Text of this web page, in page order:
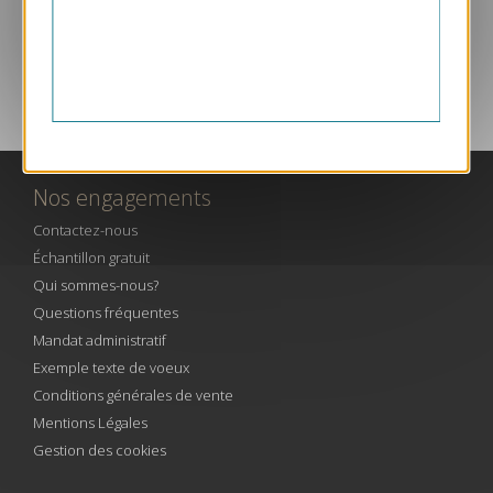
Nos engagements
Contactez-nous
Échantillon gratuit
Qui sommes-nous?
Questions fréquentes
Mandat administratif
Exemple texte de voeux
Conditions générales de vente
Mentions Légales
Gestion des cookies